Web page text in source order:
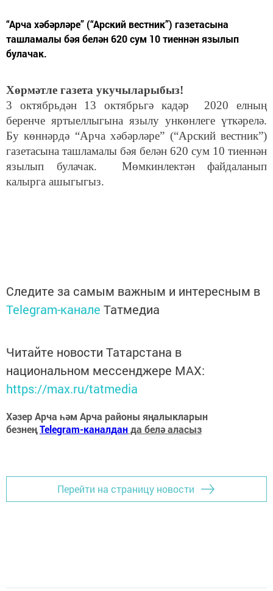
“Арча хәбәрләре” (“Арский вестник”) газетасына
ташламалы бәя белән 620 сум 10 тиеннән язылып
булачак.
Хөрмәтле газета укучыларыбыз!
3 октябрьдән 13 октябрьгә кадәр 2020 елның
беренче яртыеллыгына язылу ункөнлеге үткәрелә.
Бу көннәрдә “Арча хәбәрләре” (“Арский вестник”)
газетасына ташламалы бәя белән 620 сум 10 тиеннән
язылып булачак. Мөмкинлектән файдаланып
калырга ашыгыгыз.
Следите за самым важным и интересным в
Telegram-канале Татмедиа
Читайте новости Татарстана в
национальном мессенджере MАХ:
https://max.ru/tatmedia
Хәзер Арча һәм Арча районы яңалыкларын
безнеңTelegram-каналданда белә аласыз
Перейти на страницу новости